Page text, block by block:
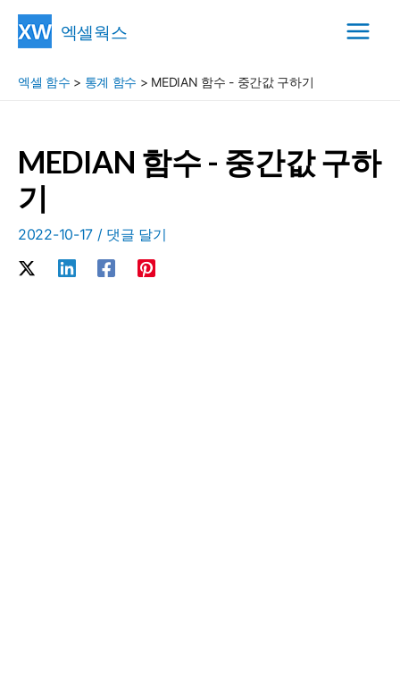
엑셀웍스
엑셀 함수 > 통계 함수 > MEDIAN 함수 - 중간값 구하기
MEDIAN 함수 - 중간값 구하
기
2022-10-17 / 댓글 달기